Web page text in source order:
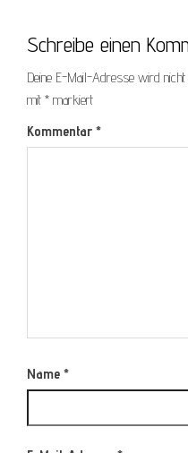
Schreibe einen
Deine E-Mail-Adresse wird nicht
mit * markiert
Kommentar *
Name *